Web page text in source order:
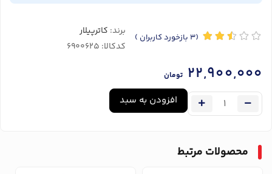
(3 بازخورد کاربران ) برند: کاترپیلار
کدکالا:
22,900,000 تومان
افزودن به سبد
محصولات مرتبط